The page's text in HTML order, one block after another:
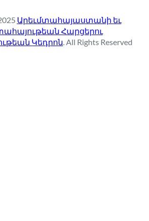
c
h
Արեւմտահայաստանի եւ
Հարցերու
Կեդրոն . All Rights Reserved